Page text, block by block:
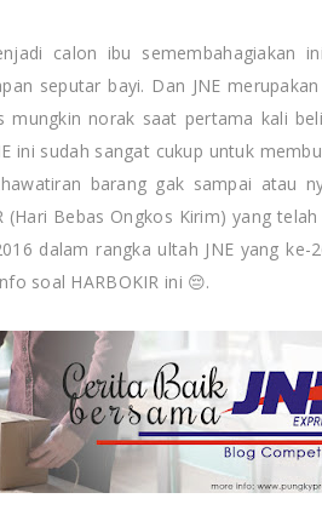
calon ibu semembahagiakan
seputar bayi. Dan JNE
mungkin norak saat pertama kali
ini sudah sangat cukup untuk
barang gak sampai atau
Bebas Ongkos Kirim) yang
dalam rangka ultah JNE yang ke-
soal HARBOKIR ini 😔.